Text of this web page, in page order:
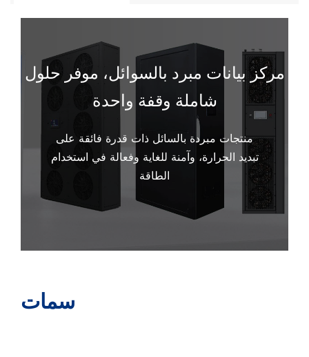
مركز بيانات مبرد بالسوائل، موفر حلول
شاملة وقفة واحدة
منتجات مبردة بالسائل ذات قدرة فائقة على
تبديد الحرارة، وآمنة للغاية وفعالة في استخدام
الطاقة
سمات